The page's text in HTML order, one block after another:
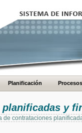
Planificación Procesos
y
de contrataciones